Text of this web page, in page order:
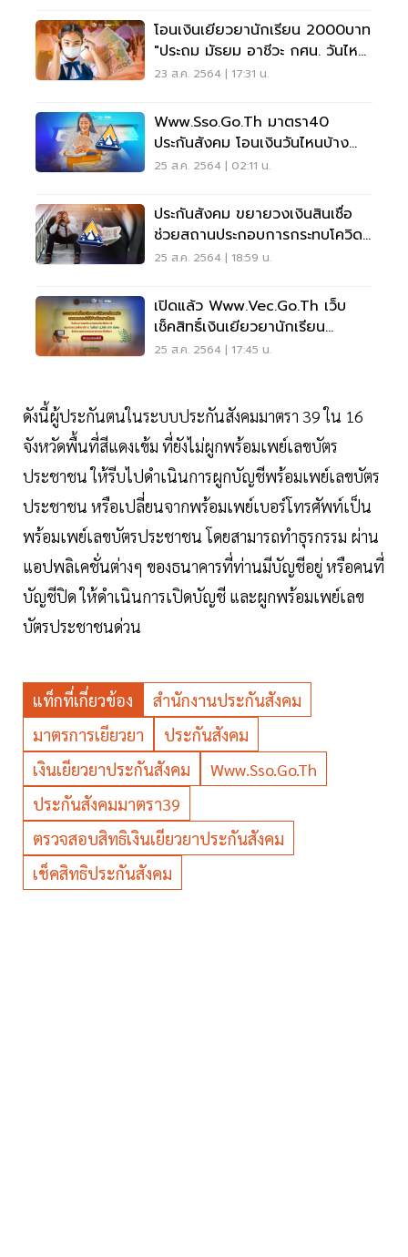
โอนเงินเยียวยานักเรียน 2000บาท
"ประถม มัธยม อาชีวะ กศน. วันไหน
สรุปที่นี่
23 ส.ค. 2564 | 17:31 น.
Www.sso.go.th มาตรา40
ประกันสังคม โอนเงินวันไหนบ้าง
อัพเดทที่นี่
25 ส.ค. 2564 | 02:11 น.
ประกันสังคม ขยายวงเงินสินเชื่อ
ช่วยสถานประกอบการกระทบโควิด
สูงสุด 30 ล้าน
25 ส.ค. 2564 | 18:59 น.
เปิดแล้ว Www.vec.go.th เว็บ
เช็คสิทธิ์เงินเยียวยานักเรียน
อาชีวศึกษา
25 ส.ค. 2564 | 17:45 น.
ดังนี้ผู้ประกันตนในระบบประกันสังคมมาตรา 39 ใน 16
จังหวัดพื้นที่สีแดงเข้ม ที่ยังไม่ผูกพร้อมเพย์เลขบัตร
ประชาชน ให้รีบไปดําเนินการผูกบัญชีพร้อมเพย์เลขบัตร
ประชาชน หรือเปลี่ยนจากพร้อมเพย์เบอร์โทรศัพท์เป็น
พร้อมเพย์เลขบัตรประชาชน โดยสามารถทําธุรกรรม ผ่าน
แอปพลิเคชั่นต่างๆ ของธนาคารที่ท่านมีบัญชีอยู่ หรือคนที่
บัญชีปิด ให้ดําเนินการเปิดบัญชี และผูกพร้อมเพย์เลข
บัตรประชาชนด่วน
แท็กที่เกี่ยวข้อง
สำนักงานประกันสังคม
มาตรการเยียวยา
ประกันสังคม
เงินเยียวยาประกันสังคม
Www.sso.go.th
ประกันสังคมมาตรา39
ตรวจสอบสิทธิเงินเยียวยาประกันสังคม
เช็คสิทธิประกันสังคม